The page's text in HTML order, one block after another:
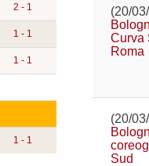
2 - 1
1 - 1
1 - 1
1 - 1
(20/
Curva
Roma
(20/
Sud